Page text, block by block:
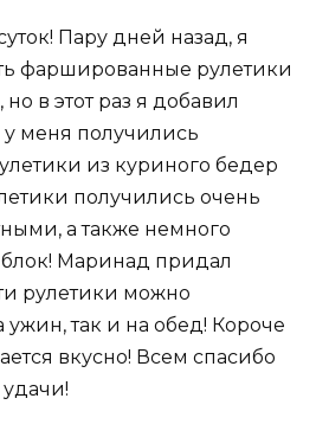
Пару дней назад, я
фаршированные рулетики
в этот раз я добавил
меня получились
из куриного бедер
получились очень
а также немного
Маринад придал
рулетики можно
ужин, так и на обед! Короче
вкусно! Всем спасибо